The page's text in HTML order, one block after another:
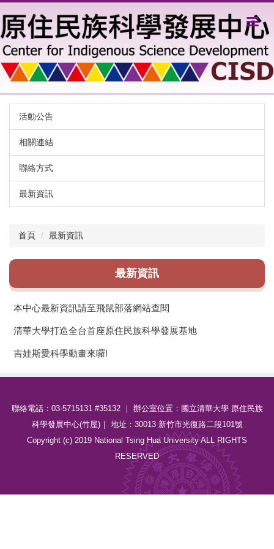
到
主
要
容
活動公告
相關連結
聯絡方式
最新資訊
首頁 最新資訊
最新資訊
本中心最新資訊請至飛鼠部落網站查閱
清華大學打造全台首座原住民族科學發展基地
吉娃斯愛科學動畫來囉!
聯絡電話：03-5715131 #35132 ｜ 辦公室位置：國立清華大學 原住民族
科學發展中心(竹屋)｜ 地址：30013 新竹市光復路二段101號
Copyright (c) 2019 National Tsing Hua University ALL RIGHTS
RESERVED